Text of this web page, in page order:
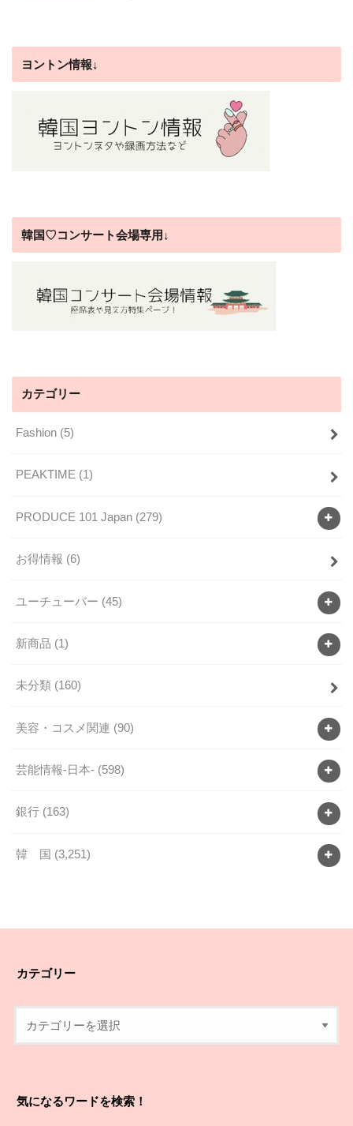
ヨントン情報↓
韓国♡コンサート会場専用↓
カテゴリー
Fashion (5)
PEAKTIME (1)
PRODUCE 101 Japan (279)
お得情報 (6)
ユーチューバー (45)
新商品 (1)
未分類 (160)
美容・コスメ関連 (90)
芸能情報-日本- (598)
銀行 (163)
韓 国 (3,251)
カテゴリー
気になるワードを検索！